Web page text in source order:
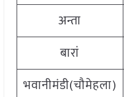
अन्ता
बारां
भवानीमंडी(चौमेहला)